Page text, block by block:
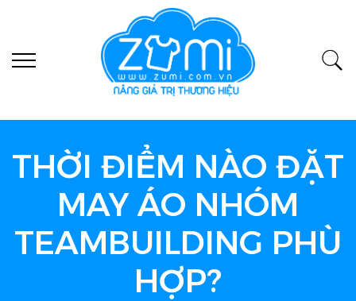
THỜI ĐIỂM NÀO ĐẶT
MAY ÁO NHÓM
TEAMBUILDING PHÙ
HỢP?